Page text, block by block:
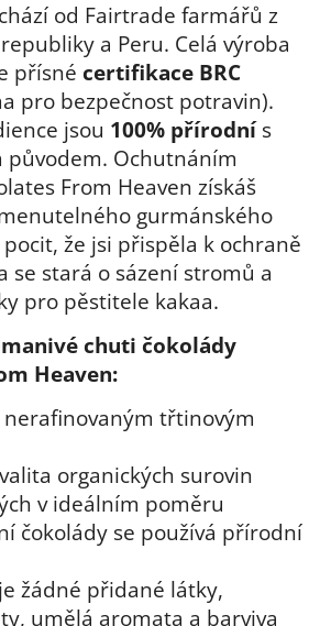
od Fairtrade farmářů z
a Peru. Celá výroba
přísné certifikace BRC
pro bezpečnost potravin).
jsou 100% přírodnís
původem. Ochutnáním
From Heaven získáš
gurmánského
že jsi přispěla k ochraně
se stará o sázení stromů a
pro pěstitele kakaa.
chuti čokolády
Heaven:
nerafinovaným třtinovým
organických surovin
v ideálním poměru
čokolády se používá přírodní
žádné přidané látky,
umělá aromata a barviva